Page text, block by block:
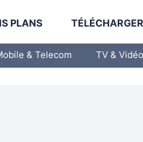
PLANS
& Telecom TV & Vidéo